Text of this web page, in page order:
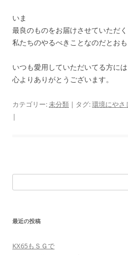
いま
最良のものをお届けさせていただ
私たちのやるべきことなのだとおも
いつも愛用していただいてる方には
心よりありがとうございます。
カテゴリー:未分類 | タグ:環境にやさ
|
索:
最近の投稿
KX65もＳＧで